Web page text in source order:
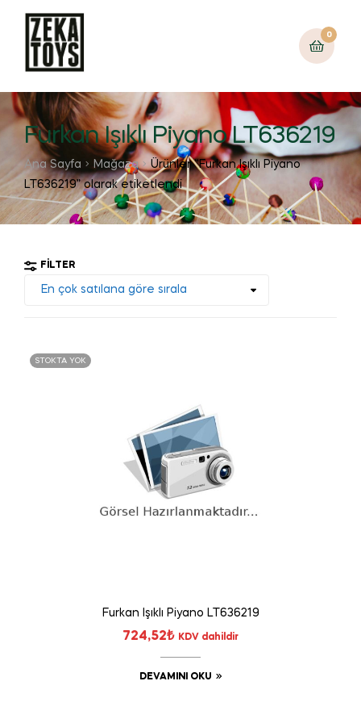
0
Furkan Işıklı Piyano LT636219
Ana Sayfa Mağaza
Ürünler “Furkan Işıklı Piyano
LT636219” olarak etiketlendi
FILTER
STOKTA YOK
Furkan Işıklı Piyano LT636219
724,52₺ KDV dahildir
DEVAMINI OKU